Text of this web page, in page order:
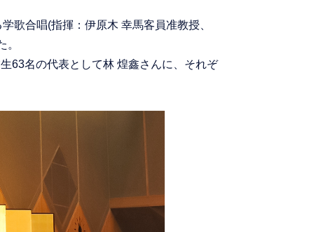
歌合唱(指揮：伊原木 幸馬客員准教授、
63名の代表として林 煌鑫さんに、それぞ